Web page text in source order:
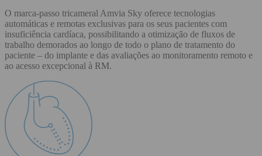
O marca-passo tricameral Amvia Sky oferece tecnologias
automáticas e remotas exclusivas para os seus pacientes com
insuficiência cardíaca, possibilitando a otimização de fluxos de
trabalho demorados ao longo de todo o plano de tratamento do
paciente – do implante e das avaliações ao monitoramento remoto e
ao acesso excepcional à RM.